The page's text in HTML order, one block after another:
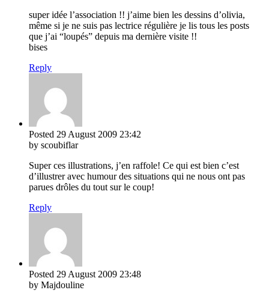
super idée l’association !! j’aime bien les dessins d’olivia,
même si je ne suis pas lectrice régulière je lis tous les posts
que j’ai “loupés” depuis ma dernière visite !!
bises
Reply
Posted 29 August 2009 23:42
by scoubiflar
Super ces illustrations, j’en raffole! Ce qui est bien c’est
d’illustrer avec humour des situations qui ne nous ont pas
parues drôles du tout sur le coup!
Reply
Posted 29 August 2009 23:48
by Majdouline